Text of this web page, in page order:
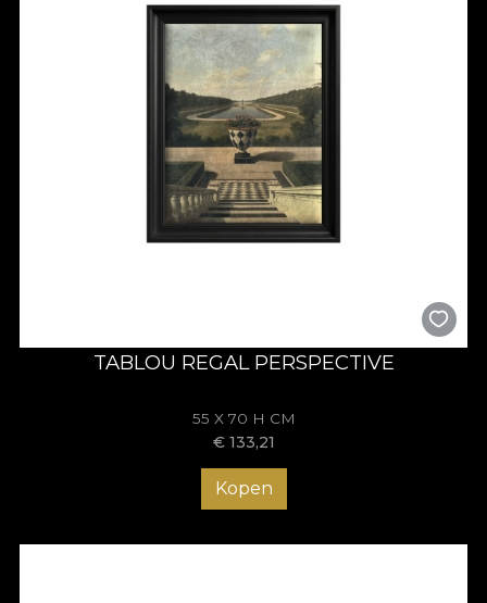
TABLOU REGAL PERSPECTIVE
55 X 70 H CM
€ 133,21
Kopen